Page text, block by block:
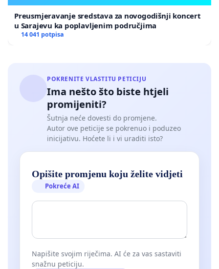
Preusmjeravanje sredstava za novogodišnji koncert
u Sarajevu ka poplavljenim područjima
14 041 potpisa
POKRENITE VLASTITU PETICIJU
Ima nešto što biste htjeli
promijeniti?
Šutnja neće dovesti do promjene.
Autor ove peticije se pokrenuo i poduzeo
inicijativu. Hoćete li i vi uraditi isto?
Opišite promjenu koju želite vidjeti
Pokreće AI
Napišite svojim riječima. AI će za vas sastaviti
snažnu peticiju.